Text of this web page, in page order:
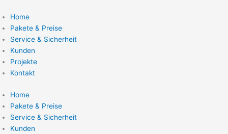
Inhalt
springen
Home
Pakete & Preise
Service & Sicherheit
Kunden
Projekte
Kontakt
Home
Pakete & Preise
Service & Sicherheit
Kunden